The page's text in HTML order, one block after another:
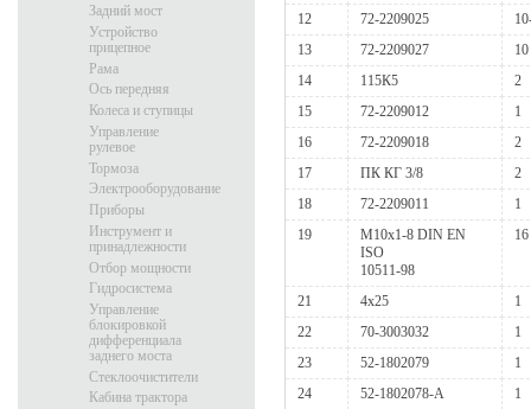
12
72-2209025
13
72-2209027
10
14
115К5
2
15
72-2209012
1
16
72-2209018
2
17
ПК КГ 3/8
2
18
72-2209011
1
19
М10х1-8 DIN EN
ISO
10511-98
16
21 4x25
1
22
70-3003032
1
23
52-1802079
1
24
52-1802078-А
1
Задний мост
Устройство
прицепное
Рама
Ось передняя
Колеса и ступицы
Управление
рулевое
Тормоза
Электрооборудование
Приборы
Инструмент и
принадлежности
Отбор мощности
Гидросистема
Управление
блокировкой
дифференциала
заднего моста
Стеклоочистители
Кабина трактора